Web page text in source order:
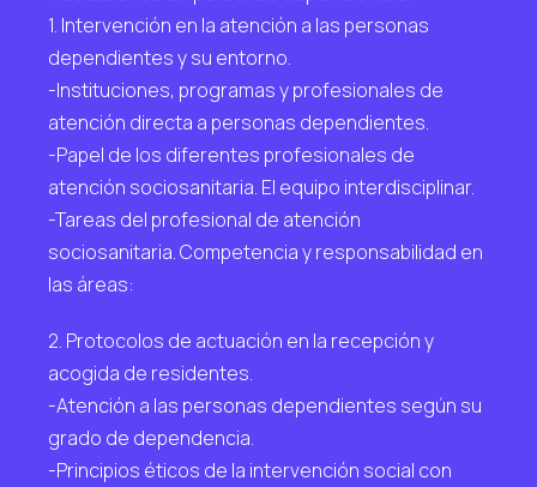
1. Intervención en la atención a las personas
dependientes y su entorno.
-Instituciones, programas y profesionales de
atención directa a personas dependientes.
-Papel de los diferentes profesionales de
atención sociosanitaria. El equipo interdisciplinar.
-Tareas del profesional de atención
sociosanitaria. Competencia y responsabilidad en
las áreas:
2. Protocolos de actuación en la recepción y
acogida de residentes.
-Atención a las personas dependientes según su
grado de dependencia.
-Principios éticos de la intervención social con